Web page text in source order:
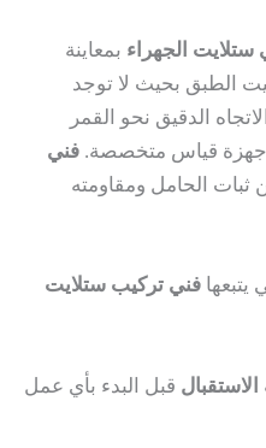
ستلايت الجهراء بمعاينة
الطبق بحيث لا توجد
الدقيق نحو القمر
قياس متخصصة. فني
ثبات الحامل ومقاومته
فني تركيب ستلايت
الاستقبال قبل البدء بأي عمل